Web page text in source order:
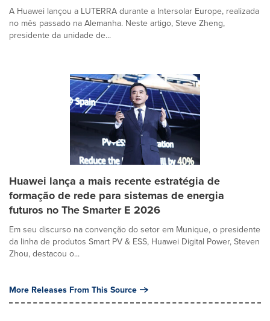
A Huawei lançou a LUTERRA durante a Intersolar Europe, realizada
no mês passado na Alemanha. Neste artigo, Steve Zheng,
presidente da unidade de...
Huawei lança a mais recente estratégia de
formação de rede para sistemas de energia
futuros no The Smarter E 2026
Em seu discurso na convenção do setor em Munique, o presidente
da linha de produtos Smart PV & ESS, Huawei Digital Power, Steven
Zhou, destacou o...
More Releases From This Source